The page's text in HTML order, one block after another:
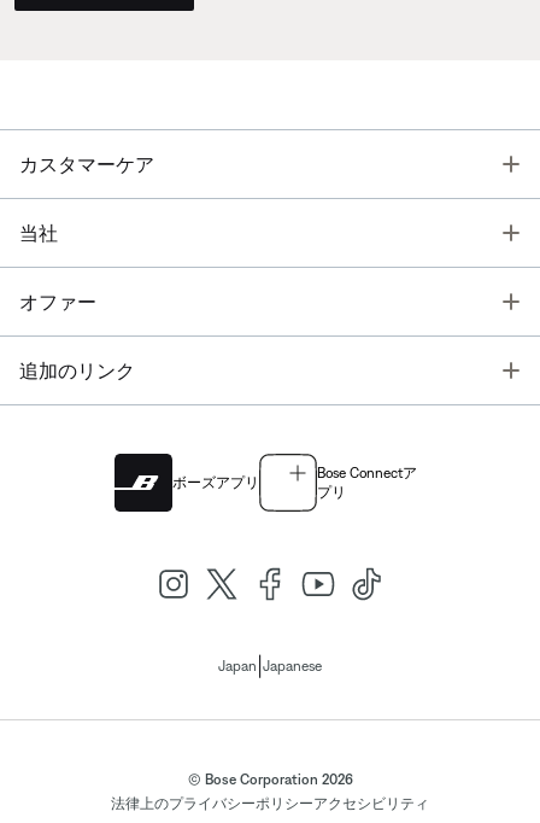
カスタマーケア
当社
オファー
追加のリンク
ボーズアプリ
Bose Connectア
プリ
Japan Japanese
© Bose Corporation 2026
法律上のプライバシーポリシーアクセシビリティ